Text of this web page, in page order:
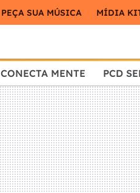
PEÇA SUA MÚSICA MÍDIA
CONECTA MENTE PCD